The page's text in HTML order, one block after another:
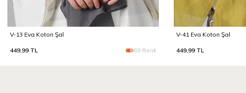
V-13 Eva Koton Şal
449,99 TL 69 Renk
V-41 Eva Koton Şal
449,99 TL